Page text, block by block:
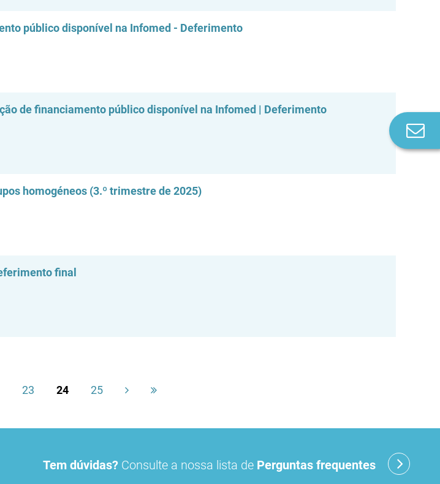
público disponível na Infomed - Deferimento
de financiamento público disponível na Infomed | Deferimento
homogéneos (3.º trimestre de 2025)
final
23 24 25
Tem dúvidas? Consulte a nossa lista de Perguntas frequentes